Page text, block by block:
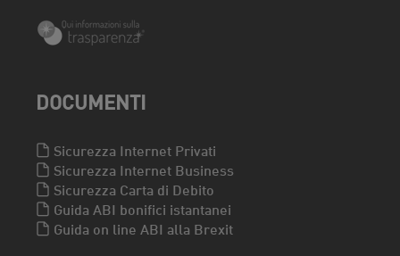
DOCUMENTI
Sicurezza Internet Privati
Sicurezza Internet Business
Sicurezza Carta di Debito
Guida ABI bonifici istantanei
Guida on line ABI alla Brexit